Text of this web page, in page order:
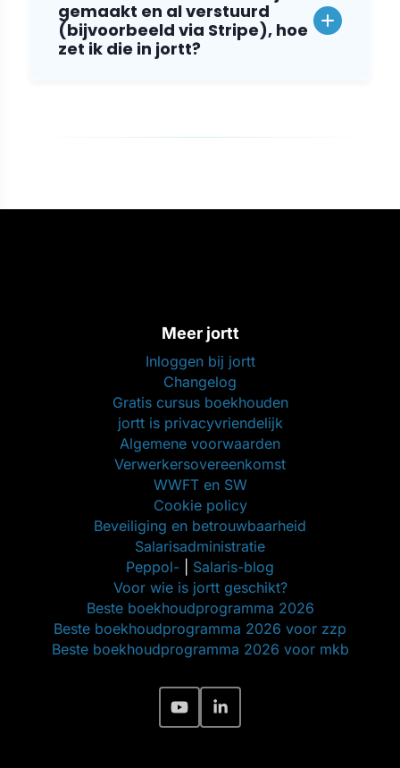
gemaakt en al verstuurd
(bijvoorbeeld via Stripe), hoe
zet ik die in jortt?
Meer jortt
Inloggen bij jortt
Changelog
Gratis cursus boekhouden
jortt is privacyvriendelijk
Algemene voorwaarden
Verwerkersovereenkomst
WWFT en SW
Cookie policy
Beveiliging en betrouwbaarheid
Salarisadministratie
Peppol-
Salaris-blog
Voor wie is jortt geschikt?
Beste boekhoudprogramma 2026
Beste boekhoudprogramma 2026 voor zzp
Beste boekhoudprogramma 2026 voor mkb